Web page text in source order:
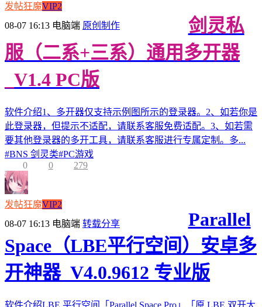
发帖狂魔VIP2
08-07 16:13 电脑端 原创制作
剑灵私
服（二系+三系）通用多开器
_V1.4 PC版
软件介绍1、多开器仅支持示例图所示的登录器。2、如若你是
此登录器，但提示不适配，请联系客服免费适配。3、如若需
要其他登录器的多开工具，请联系客服进行专属定制。多...
#BNS 剑灵类#PC游戏
0
0 279
发帖狂魔VIP2
08-07 16:13 电脑端 转载分享
Parallel
Space（LBE平行空间）安卓多
开神器_V4.0.9612 专业版
软件介绍LBE 平行空间「Parallel Space Pro」「原 LBE 双开大